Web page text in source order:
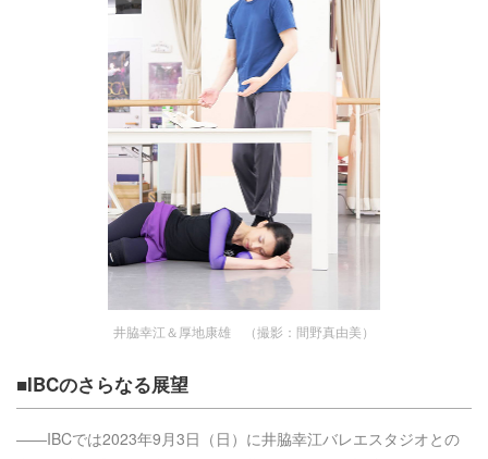
井脇幸江＆厚地康雄 （撮影：間野真由美）
■IBCのさらなる展望
――IBCでは2023年9月3日（日）に井脇幸江バレエスタジオとの